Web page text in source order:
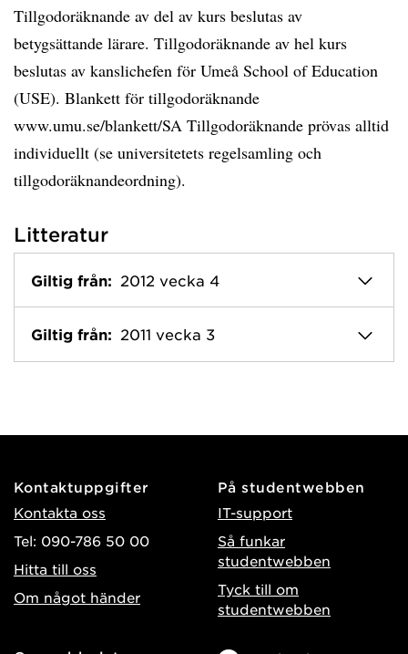
Tillgodoräknande av del av kurs beslutas av
betygsättande lärare. Tillgodoräknande av hel kurs
beslutas av kanslichefen för Umeå School of Education
(USE). Blankett för tillgodoräknande
www.umu.se/blankett/SA Tillgodoräknande prövas alltid
individuellt (se universitetets regelsamling och
tillgodoräknandeordning).
Litteratur
Giltig från: 2012 vecka 4
Giltig från: 2011 vecka 3
Kontaktuppgifter
Kontakta oss
Tel: 090-786 50 00
Hitta till oss
Om något händer
På studentwebben
IT-support
Så funkar
studentwebben
Tyck till om
studentwebben